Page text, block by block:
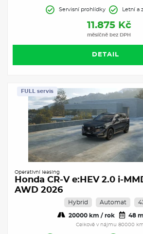
Servisní prohlídky Letní a
11.875 Kč
měsíčně bez DPH
DETAIL
FULL servis
Operativní leasing
Honda CR-V e:HEV 2.0 i-
AWD 2026
Hybrid Automat
20000 km / rok 48
Celkově v nájmu 80000